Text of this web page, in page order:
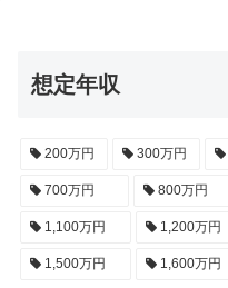
想定年収
200万円 300万円
700万円 800万円
1,100万円 1,200万円
1,500万円 1,600万円